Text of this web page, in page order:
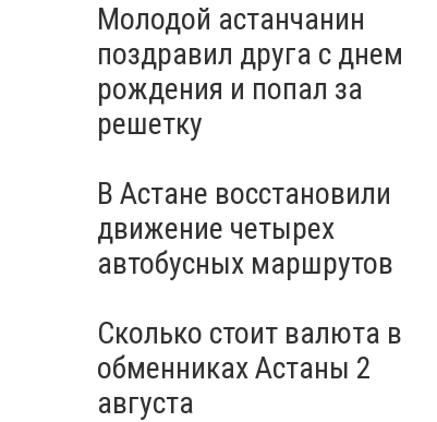
Молодой астанчанин
поздравил друга с днем
рождения и попал за
решетку
В Астане восстановили
движение четырех
автобусных маршрутов
Сколько стоит валюта в
обменниках Астаны 2
августа